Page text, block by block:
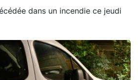
dans un incendie ce jeudi